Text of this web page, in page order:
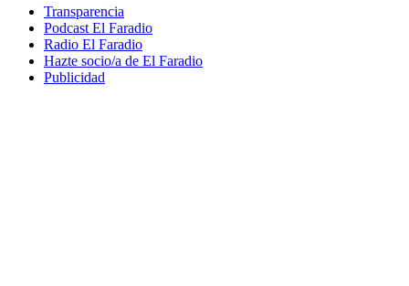
Transparencia
Podcast El Faradio
Radio El Faradio
Hazte socio/a de El Faradio
Publicidad